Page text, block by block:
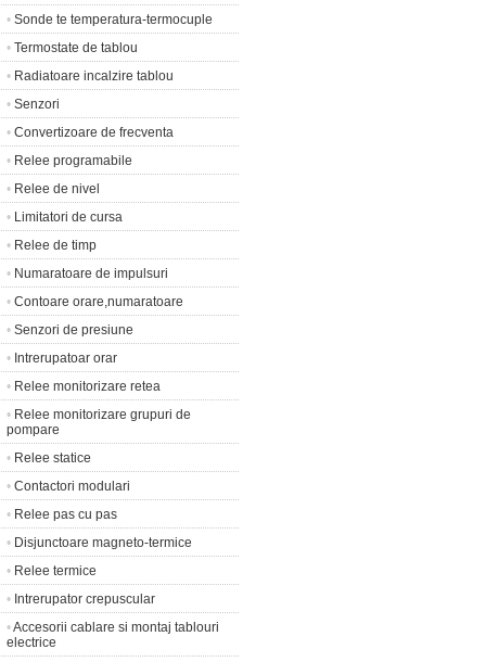
• Sonde te temperatura-termocuple
• Termostate de tablou
• Radiatoare incalzire tablou
• Senzori
• Convertizoare de frecventa
• Relee programabile
• Relee de nivel
• Limitatori de cursa
• Relee de timp
• Numaratoare de impulsuri
• Contoare orare,numaratoare
• Senzori de presiune
• Intrerupatoar orar
• Relee monitorizare retea
• Relee monitorizare grupuri de
pompare
• Relee statice
• Contactori modulari
• Relee pas cu pas
• Disjunctoare magneto-termice
• Relee termice
• Intrerupator crepuscular
•Accesorii cablare si montaj tablouri
electrice